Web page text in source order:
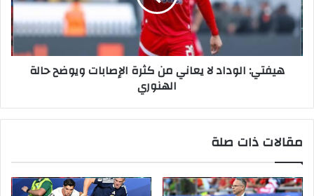
هيفتي: الوداد لا يعاني من كثرة الإصابات ويوضح حالة
الهنوري
مقالات ذات صلة